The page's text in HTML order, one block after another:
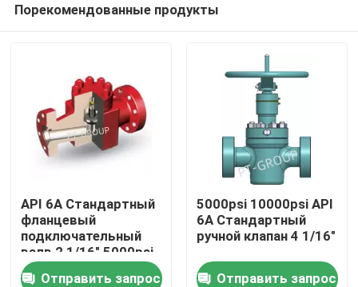
Главная страница
Порекомендованные продукты
API 6A Стандартный
фланцевый
подключательный
валв 2 1/16" 5000psi
Отправить запрос
5000psi 10000psi API
6A Стандартный
ручной клапан 4 1/16"
Отправить запрос